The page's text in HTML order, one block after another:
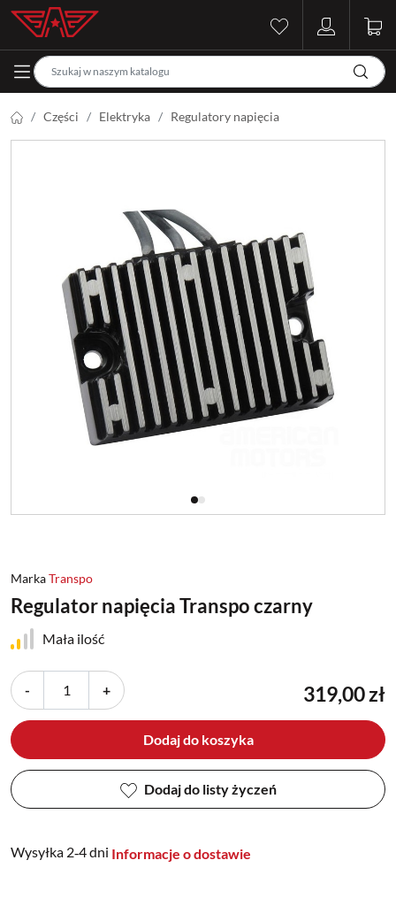
Części Elektryka Regulatory napięcia
MarkaTranspo
Regulator napięcia Transpo czarny
Mała ilość
- + 319,00 zł
Dodaj do koszyka
Dodaj do listy życzeń
Wysyłka 2‑4 dni Informacje o dostawie